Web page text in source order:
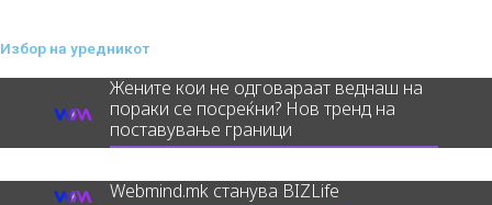
Избор на уредникот
Жените кои не одговараат веднаш на
пораки се посреќни? Нов тренд на
поставување граници
Webmind.mk станува BIZLife